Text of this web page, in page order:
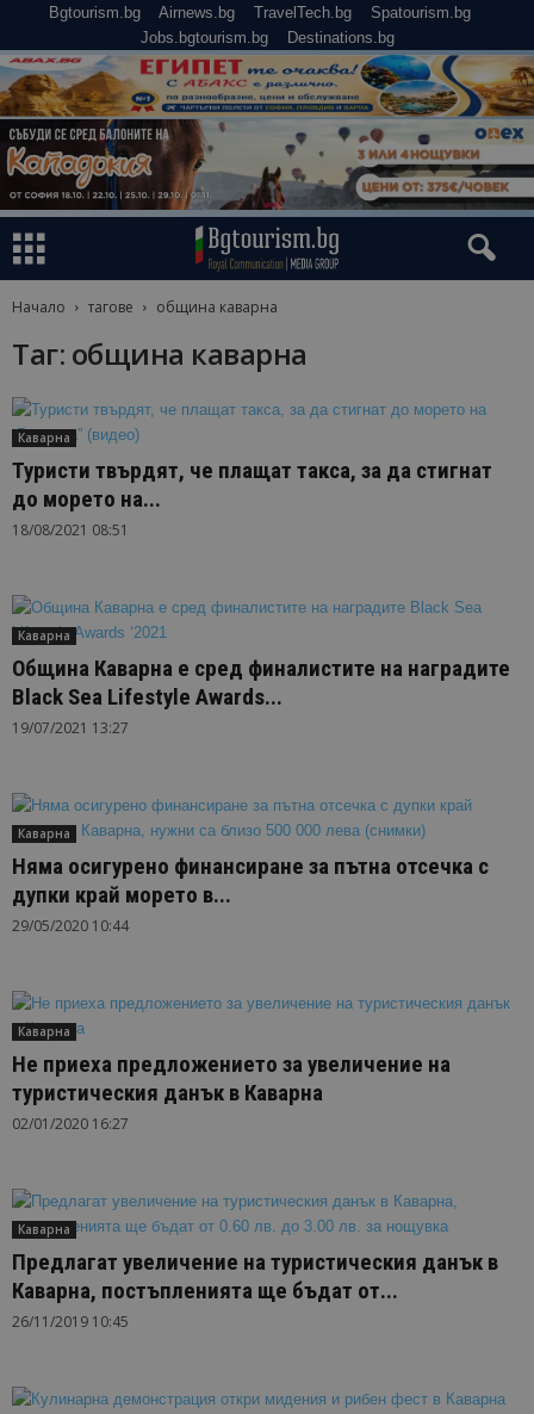
Bgtourism.bg Airnews.bg TravelTech.bg
Spatourism.bg
Jobs.bgtourism.bg
Destinations.bg
Начало тагове община каварна
Таг: община каварна
Каварна
Туристи твърдят, че плащат такса, за да стигнат
до морето на...
18/08/2021 08:51
Каварна
Община Каварна е сред финалистите на наградите
Black Sea Lifestyle Awards...
19/07/2021 13:27
Каварна
Няма осигурено финансиране за пътна отсечка с
дупки край морето в...
29/05/2020 10:44
Каварна
Не приеха предложението за увеличение на
туристическия данък в Каварна
02/01/2020 16:27
Каварна
Предлагат увеличение на туристическия данък в
Каварна, постъпленията ще бъдат от...
26/11/2019 10:45